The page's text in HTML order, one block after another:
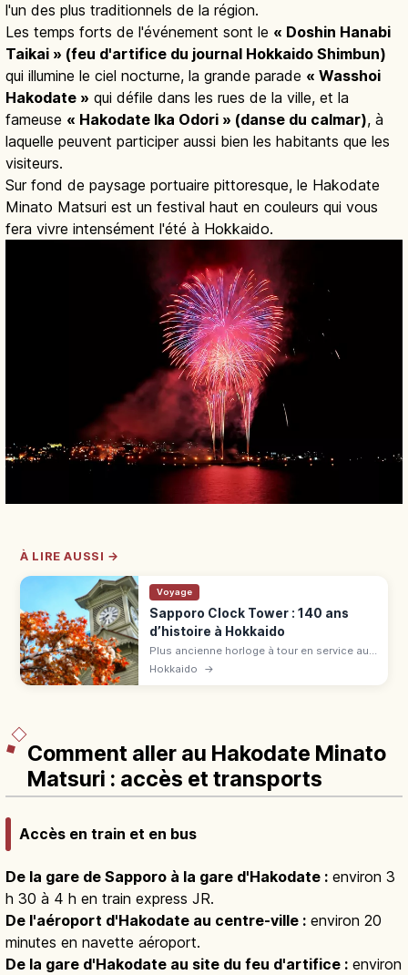
l'un des plus traditionnels de la région.
Les temps forts de l'événement sont le « Doshin Hanabi
Taikai » (feu d'artifice du journal Hokkaido Shimbun)
qui illumine le ciel nocturne, la grande parade « Wasshoi
Hakodate » qui défile dans les rues de la ville, et la
fameuse « Hakodate Ika Odori » (danse du calmar), à
laquelle peuvent participer aussi bien les habitants que les
visiteurs.
Sur fond de paysage portuaire pittoresque, le Hakodate
Minato Matsuri est un festival haut en couleurs qui vous
fera vivre intensément l'été à Hokkaido.
À LIRE AUSSI →
Voyage
Sapporo Clock Tower : 140 ans
d’histoire à Hokkaido
Plus ancienne horloge à tour en service au
Japon (1878), toit rouge, murs blancs à
Hokkaido →
Comment aller au Hakodate Minato
Matsuri : accès et transports
Accès en train et en bus
De la gare de Sapporo à la gare d'Hakodate : environ 3
h 30 à 4 h en train express JR.
De l'aéroport d'Hakodate au centre-ville : environ 20
minutes en navette aéroport.
De la gare d'Hakodate au site du feu d'artifice : environ